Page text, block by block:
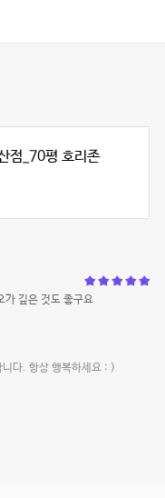
점_70평 호리존
가 깊은 것도 좋구요
다. 항상 행복하세요 : )